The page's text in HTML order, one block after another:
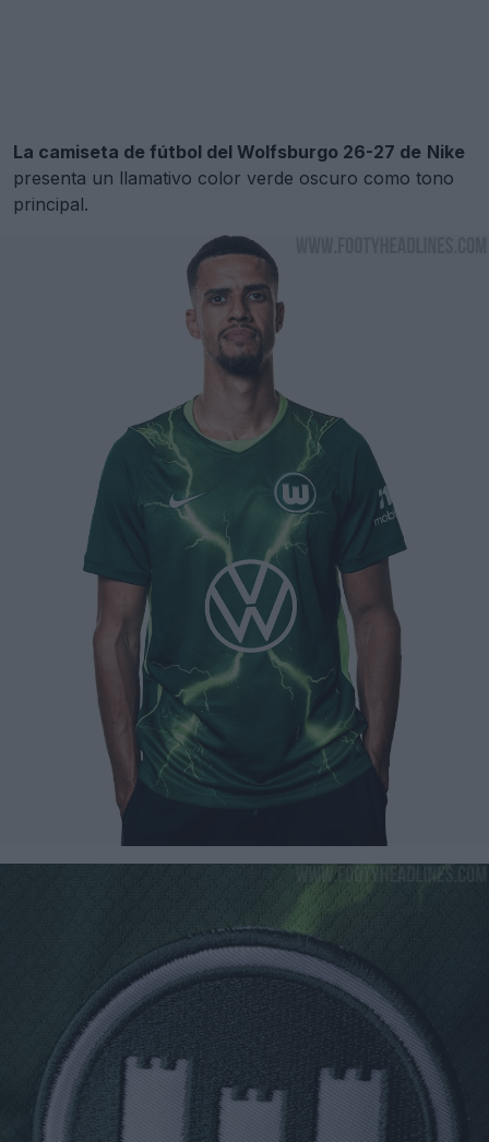
La camiseta de fútbol del Wolfsburgo 26-27 de Nike
presenta un llamativo color verde oscuro como tono
principal.